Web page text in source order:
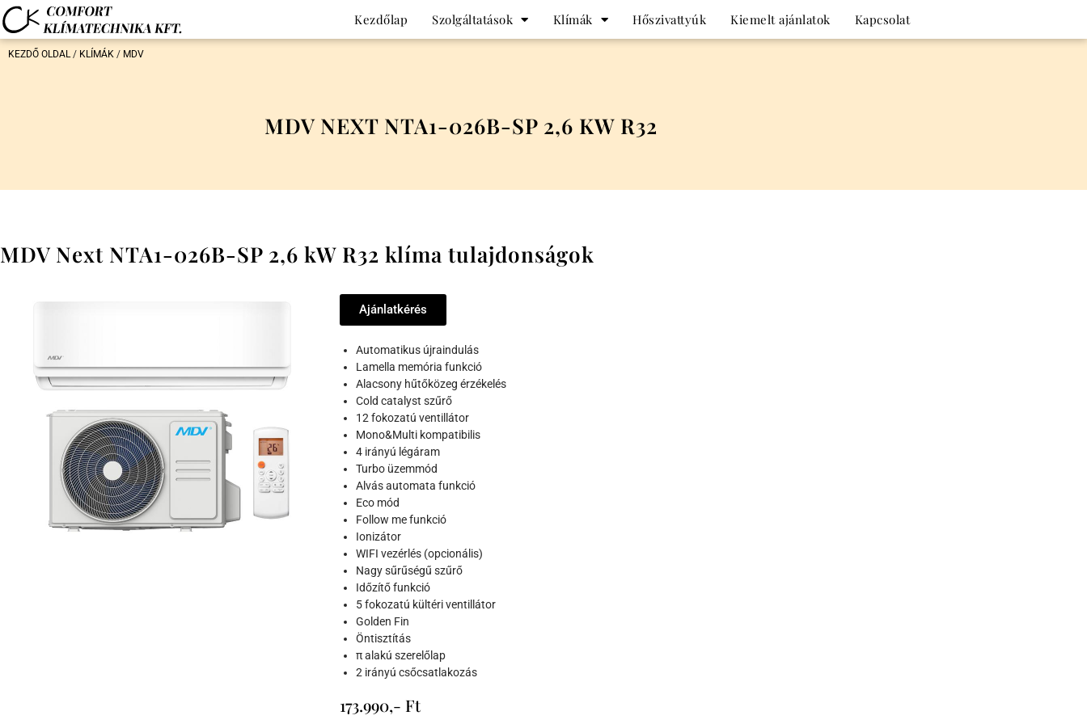
Kezdőlap Szolgáltatások Klímák Hőszivattyúk Kiemelt ajánlatok Kapcsolat
KEZDŐ OLDAL/ KLÍMÁK / MDV
MDV NEXT NTA1-026B-SP 2,6 KW R32
MDV Next NTA1-026B-SP 2,6 kW R32 klíma tulajdonságok
Ajánlatkérés
Automatikus újraindulás
Lamella memória funkció
Alacsony hűtőközeg érzékelés
Cold catalyst szűrő
12 fokozatú ventillátor
Mono&Multi kompatibilis
4 irányú légáram
Turbo üzemmód
Alvás automata funkció
Eco mód
Follow me funkció
Ionizátor
WIFI vezérlés (opcionális)
Nagy sűrűségű szűrő
Időzítő funkció
5 fokozatú kültéri ventillátor
Golden Fin
Öntisztítás
π alakú szerelőlap
2 irányú csőcsatlakozás
173.990,- Ft